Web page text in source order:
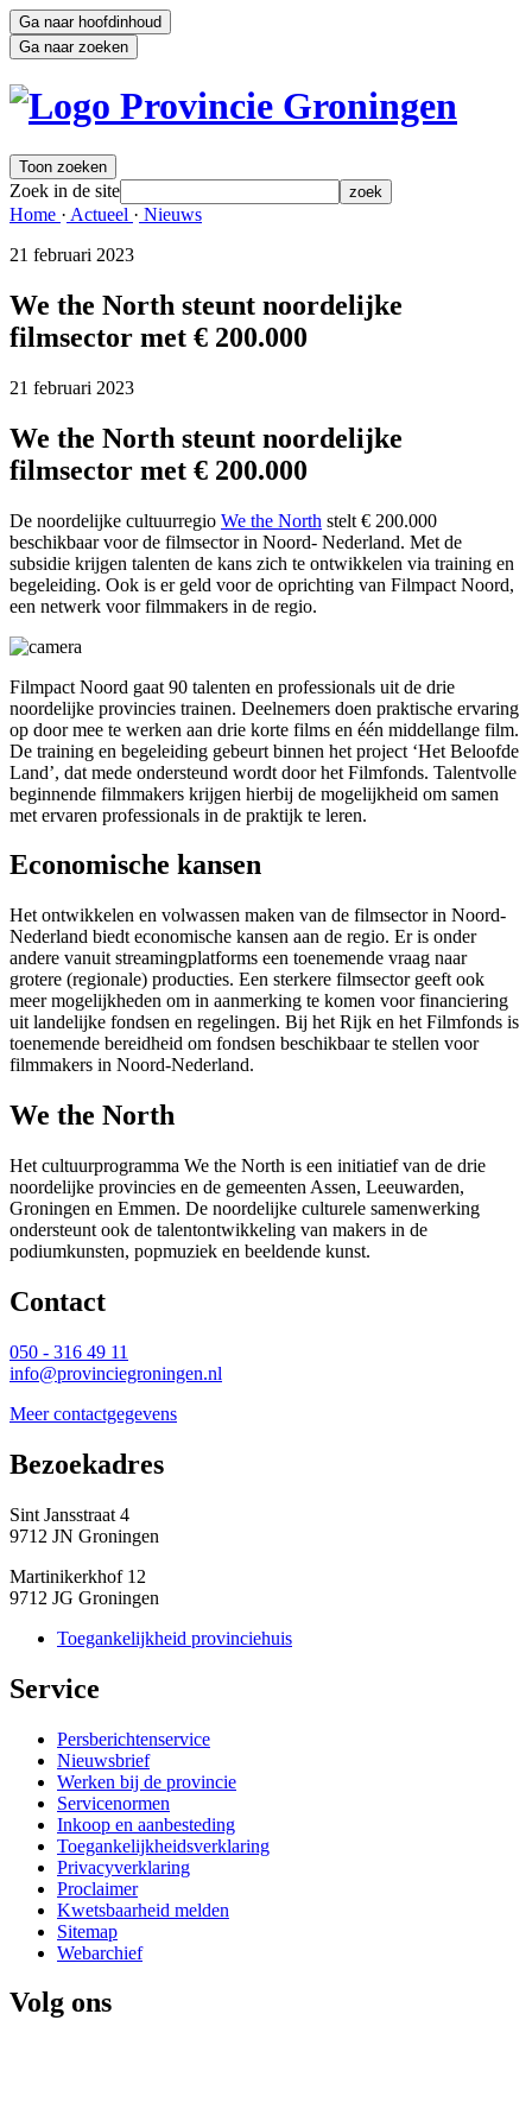
Ga naar hoofdinhoud
Ga naar zoeken
Toon zoeken
Zoek in de site zoek
Home · Actueel · Nieuws
21 februari 2023
We the North steunt noordelijke
filmsector met € 200.000
21 februari 2023
We the North steunt noordelijke
filmsector met € 200.000
De noordelijke cultuurregio We the North stelt € 200.000
beschikbaar voor de filmsector in Noord- Nederland. Met de
subsidie krijgen talenten de kans zich te ontwikkelen via training en
begeleiding. Ook is er geld voor de oprichting van Filmpact Noord,
een netwerk voor filmmakers in de regio.
Filmpact Noord gaat 90 talenten en professionals uit de drie
noordelijke provincies trainen. Deelnemers doen praktische ervaring
op door mee te werken aan drie korte films en één middellange film.
De training en begeleiding gebeurt binnen het project ‘Het Beloofde
Land’, dat mede ondersteund wordt door het Filmfonds. Talentvolle
beginnende filmmakers krijgen hierbij de mogelijkheid om samen
met ervaren professionals in de praktijk te leren.
Economische kansen
Het ontwikkelen en volwassen maken van de filmsector in Noord-
Nederland biedt economische kansen aan de regio. Er is onder
andere vanuit streamingplatforms een toenemende vraag naar
grotere (regionale) producties. Een sterkere filmsector geeft ook
meer mogelijkheden om in aanmerking te komen voor financiering
uit landelijke fondsen en regelingen. Bij het Rijk en het Filmfonds is
toenemende bereidheid om fondsen beschikbaar te stellen voor
filmmakers in Noord-Nederland.
We the North
Het cultuurprogramma We the North is een initiatief van de drie
noordelijke provincies en de gemeenten Assen, Leeuwarden,
Groningen en Emmen. De noordelijke culturele samenwerking
ondersteunt ook de talentontwikkeling van makers in de
podiumkunsten, popmuziek en beeldende kunst.
Contact
050 - 316 49 11
info@provinciegroningen.nl
Meer contactgegevens
Bezoekadres
Sint Jansstraat 4
9712 JN Groningen
Martinikerkhof 12
9712 JG Groningen
Toegankelijkheid provinciehuis
Service
Persberichtenservice
Nieuwsbrief
Werken bij de provincie
Servicenormen
Inkoop en aanbesteding
Toegankelijkheidsverklaring
Privacyverklaring
Proclaimer
Kwetsbaarheid melden
Sitemap
Webarchief
Volg ons